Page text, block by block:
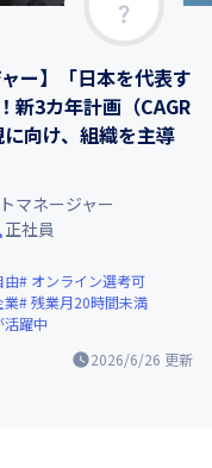
ー】「日本を代表す
新3カ年計画（CAGR
向け、組織を主導
2026/6/26 更新
マネージャー
正社員
由
オンライン選考可
業 残業月20時間未満
活躍中